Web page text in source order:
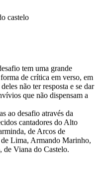
castelo
tem uma grande
de crítica em verso, em
não ter resposta e se dar
que não dispensam a
ao desafio através da
cantadores do Alto
de Arcos de
de Lima, Armando Marinho,
de Viana do Castelo.